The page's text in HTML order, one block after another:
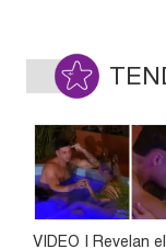
VIDEO | Revelan el